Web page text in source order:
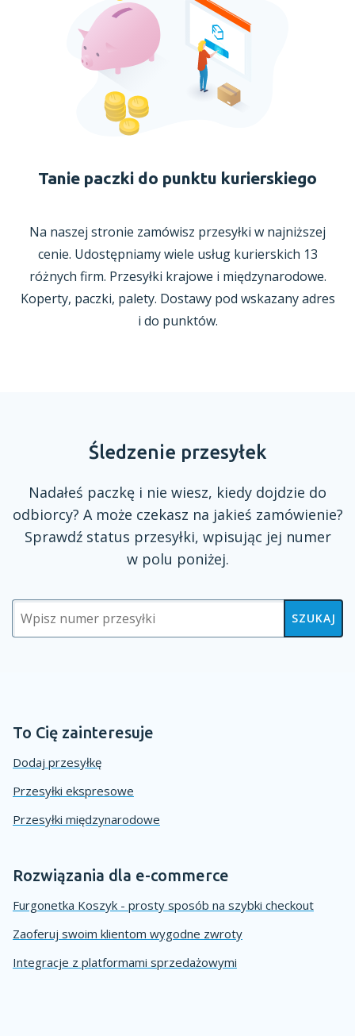
Tanie paczki do punktu kurierskiego
Na naszej stronie zamówisz przesyłki w najniższej
cenie. Udostępniamy wiele usług kurierskich 13
różnych firm. Przesyłki krajowe i międzynarodowe.
Koperty, paczki, palety. Dostawy pod wskazany adres
i do punktów.
Śledzenie przesyłek
Nadałeś paczkę i nie wiesz, kiedy dojdzie do
odbiorcy? A może czekasz na jakieś zamówienie?
Sprawdź status przesyłki, wpisując jej numer
w polu poniżej.
SZUKAJ
To Cię zainteresuje
Dodaj przesyłkę
Przesyłki ekspresowe
Przesyłki międzynarodowe
Rozwiązania dla e-commerce
Furgonetka Koszyk - prosty sposób na szybki checkout
Zaoferuj swoim klientom wygodne zwroty
Integracje z platformami sprzedażowymi